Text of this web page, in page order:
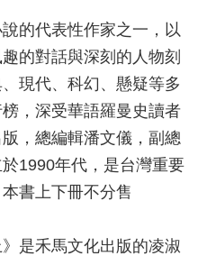
的代表性作家之一，以
的對話與深刻的人物刻
現代、科幻、懸疑等多
，深受華語羅曼史讀者
，總編輯潘文儀，副總
1990年代，是台灣重要
書上下冊不分售
是禾馬文化出版的凌淑